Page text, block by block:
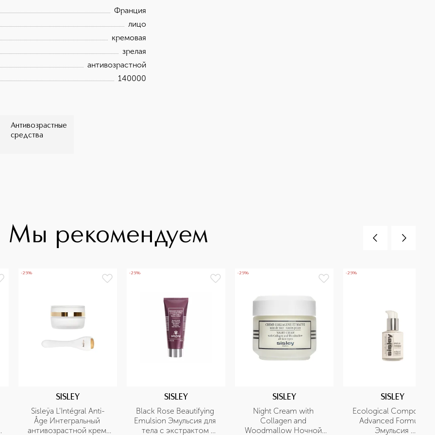
хлореллы – возвращает коже
B5 – смягчает и увлажняет
кожу; фитосквалан – смягчает и
Франция
лицо
кремовая
зрелая
антивозрастной
140000
Антивозрастные
средства
Мы рекомендуем
-25%
SISLEY
Sisleÿa L'Intégral Anti-
Âge Интегральный
антивозрастной крем
-25%
SISLEY
Black Rose Beautifying
Emulsion Эмульсия для
тела с экстрактом
-25%
SISLEY
Night Cream with
Collagen and
Woodmallow Ночной
-25%
SISLEY
Ecological Compound
Advanced Formula
Эмульсия